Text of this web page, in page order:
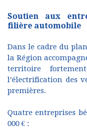
Soutien aux
filière automobile
Dans le cadre du
la Région
territoire
l’électrification des
premières.
Quatre entreprises
000 € :